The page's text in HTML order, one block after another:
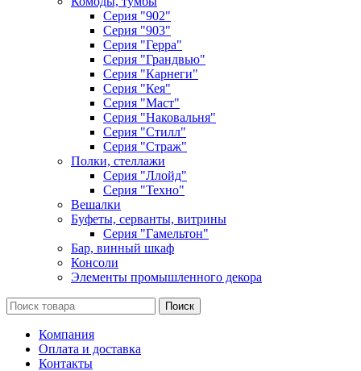
Серия "902"
Серия "903"
Серия "Герра"
Серия "Грандвью"
Серия "Карнеги"
Серия "Кея"
Серия "Маст"
Серия "Наковальня"
Серия "Стилл"
Серия "Страж"
Полки, стеллажи
Серия "Ллойд"
Серия "Техно"
Вешалки
Буфеты, серванты, витрины
Серия "Гамельтон"
Бар, винный шкаф
Консоли
Элементы промышленного декора
Поиск
Компания
Оплата и доставка
Контакты